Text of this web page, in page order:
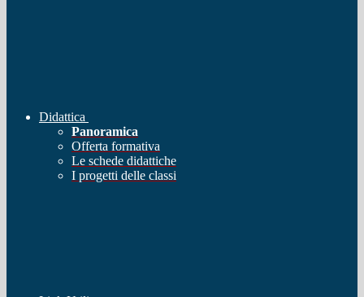
Didattica
Panoramica
Offerta formativa
Le schede didattiche
I progetti delle classi